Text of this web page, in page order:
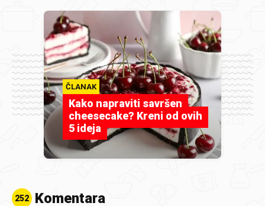
ČLANAK
Kako napraviti savršen
cheesecake? Kreni od ovih
5 ideja
252 Komentara